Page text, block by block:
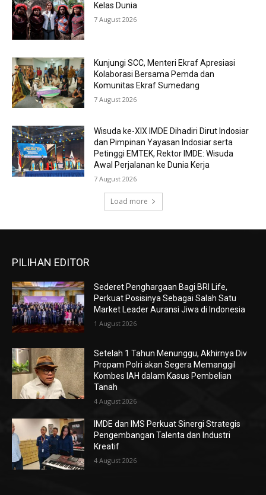
Kelas Dunia
7 August 2026
Kunjungi SCC, Menteri Ekraf Apresiasi
Kolaborasi Bersama Pemda dan
Komunitas Ekraf Sumedang
7 August 2026
Wisuda ke-XIX IMDE Dihadiri Dirut Indosiar
dan Pimpinan Yayasan Indosiar serta
Petinggi EMTEK, Rektor IMDE: Wisuda
Awal Perjalanan ke Dunia Kerja
7 August 2026
Load more
PILIHAN EDITOR
Sederet Penghargaan Bagi BRI Life,
Perkuat Posisinya Sebagai Salah Satu
Market Leader Auransi Jiwa di Indonesia
1 August 2026
Setelah 1 Tahun Menunggu, Akhirnya Div
Propam Polri akan Segera Memanggil
Kombes IAH dalam Kasus Pembelian
Tanah
4 August 2026
IMDE dan IMS Perkuat Sinergi Strategis
Pengembangan Talenta dan Industri
Kreatif
4 August 2026